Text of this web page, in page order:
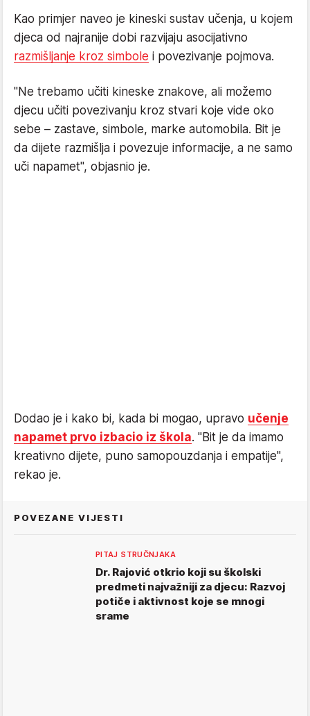
Kao primjer naveo je kineski sustav učenja, u kojem
djeca od najranije dobi razvijaju asocijativno
razmišljanje kroz simbole i povezivanje pojmova.
"Ne trebamo učiti kineske znakove, ali možemo
djecu učiti povezivanju kroz stvari koje vide oko
sebe – zastave, simbole, marke automobila. Bit je
da dijete razmišlja i povezuje informacije, a ne samo
uči napamet", objasnio je.
Dodao je i kako bi, kada bi mogao, upravo učenje
napamet prvo izbacio iz škola. "Bit je da imamo
kreativno dijete, puno samopouzdanja i empatije",
rekao je.
POVEZANE VIJESTI
PITAJ STRUČNJAKA
Dr. Rajović otkrio koji su školski
predmeti najvažniji za djecu: Razvoj
potiče i aktivnost koje se mnogi
srame